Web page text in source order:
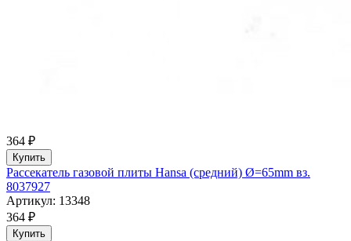
364 ₽
Купить
Рассекатель газовой плиты Hansa (средний) Ø=65mm вз.
8037927
Артикул: 13348
364 ₽
Купить